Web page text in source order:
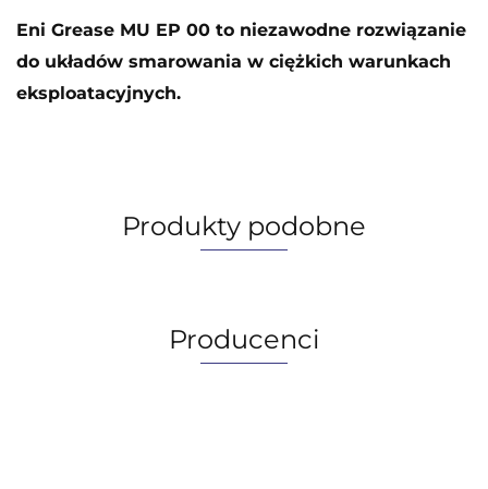
Eni Grease MU EP 00 to niezawodne rozwiązanie
do układów smarowania w ciężkich warunkach
eksploatacyjnych.
Produkty podobne
Producenci